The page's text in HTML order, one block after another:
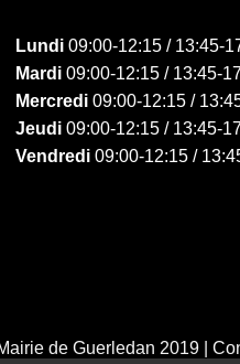
Lundi09:00-12:15 / 13:45-
Mardi09:00-12:15 / 13:45-
Mercredi09:00-12:15 /
Jeudi09:00-12:15 / 13:45-
Vendredi09:00-12:15 /
de Guerledan 2019 |